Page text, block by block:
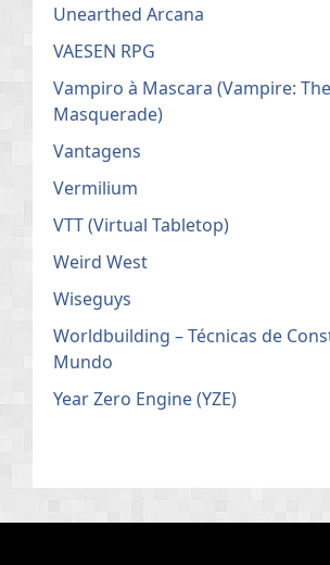
Unearthed Arcana
VAESEN RPG
Vampiro à Mascara (Vampire: The
Masquerade)
Vantagens
Vermilium
VTT (Virtual Tabletop)
Weird West
Wiseguys
Worldbuilding – Técnicas de
Mundo
Year Zero Engine (YZE)